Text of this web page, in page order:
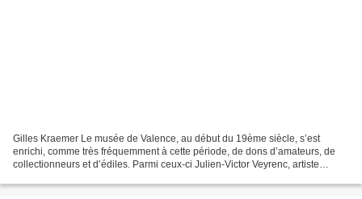
Gilles Kraemer Le musée de Valence, au début du 19ème siècle, s’est
enrichi, comme très fréquemment à cette période, de dons d’amateurs, de
collectionneurs et d’édiles. Parmi ceux-ci Julien-Victor Veyrenc, artiste